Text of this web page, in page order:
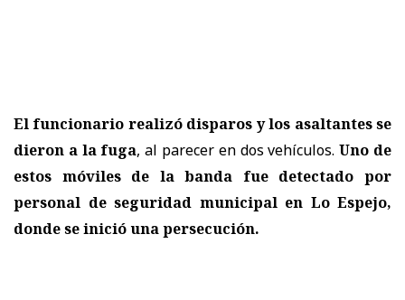
El funcionario realizó disparos y los asaltantes se
dieron a la fuga, al parecer en dos vehículos.Uno de
estos móviles de la banda fue detectado por
personal de seguridad municipal en Lo Espejo,
donde se inició una persecución.